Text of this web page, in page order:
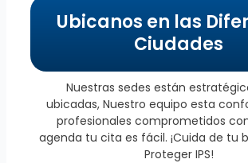
Ubicanos en las
Ciudades
Nuestras sedes están
ubicadas, Nuestro equipo esta
profesionales comprometidos
agenda tu cita es fácil. ¡Cuida de tu
Proteger IPS!